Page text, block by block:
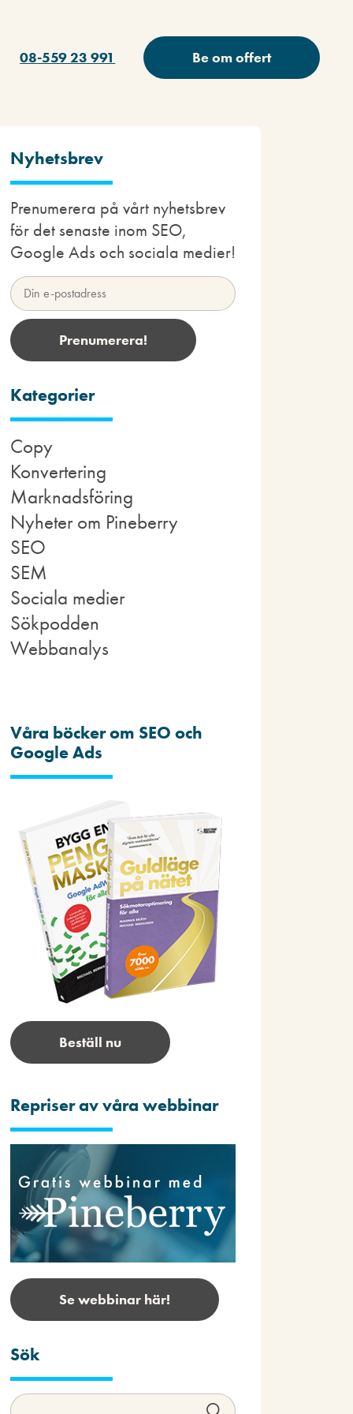
08-559 23 991 Be om offert
Nyhetsbrev
Prenumerera på vårt nyhetsbrev
för det senaste inom SEO,
Google Ads och sociala medier!
Kategorier
Copy
Konvertering
Marknadsföring
Nyheter om Pineberry
SEO
SEM
Sociala medier
Sökpodden
Webbanalys
Våra böcker om SEO och
Google Ads
Beställ nu
Repriser av våra webbinar
Se webbinar här!
Sök